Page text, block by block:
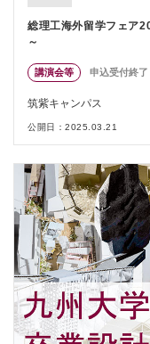
総理工海外留学フェア
～
講演会等 申込受付終了
筑紫キャンパス
公開日：2025.03.21